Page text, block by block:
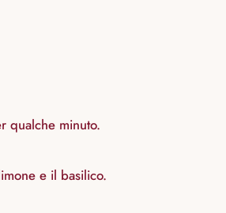
qualche minuto.
e il basilico.